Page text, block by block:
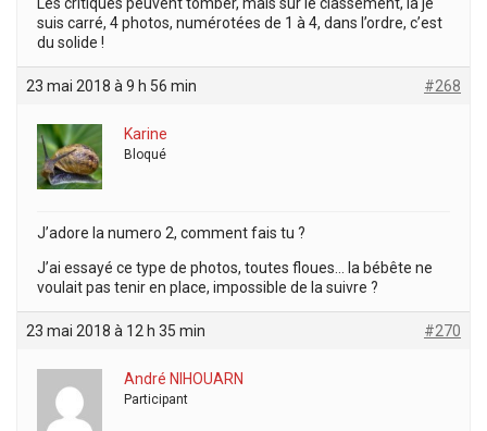
suis carré, 4 photos, numérotées de 1 à 4, dans l’ordre, c’est
du solide !
23 mai 2018 à 9 h 56 min #268
Karine
Bloqué
J’adore la numero 2, comment fais tu ?
J’ai essayé ce type de photos, toutes floues… la bébête ne
voulait pas tenir en place, impossible de la suivre ?
23 mai 2018 à 12 h 35 min #270
André NIHOUARN
Participant